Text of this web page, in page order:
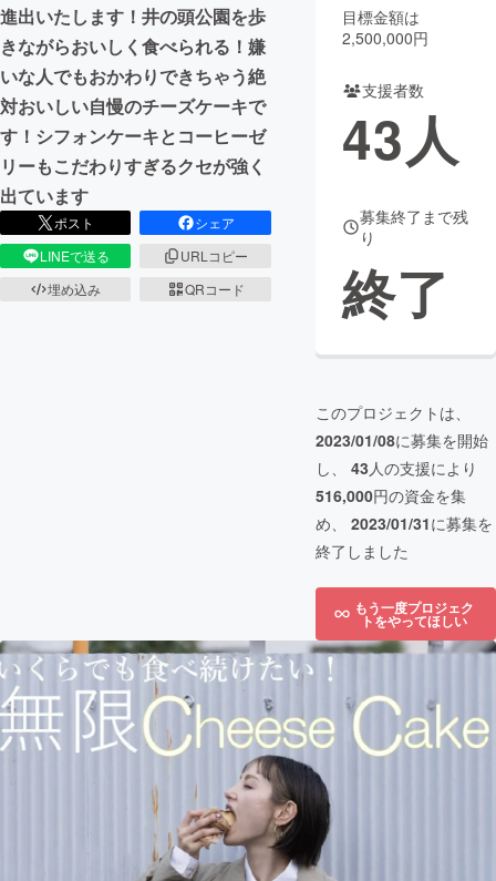
CAMPFIREふるさと納税machi-ya コミュニティ
進出いたします！井の頭公園を歩
きながらおいしく食べられる！嫌
いな人でもおかわりできちゃう絶
対おいしい自慢のチーズケーキで
す！シフォンケーキとコーヒーゼ
リーもこだわりすぎるクセが強く
出ています
ポスト
シェア
LINEで送る
URLコピー
埋め込み
QRコード
目標金額は
2,500,000円
支援者数
43人
募集終了まで残
り
終了
このプロジェクトは、
2023/01/08に募集を開始
し、 43人の支援により
516,000円の資金を集
め、 2023/01/31に募集を
終了しました
もう一度プロジェク
トをやってほしい